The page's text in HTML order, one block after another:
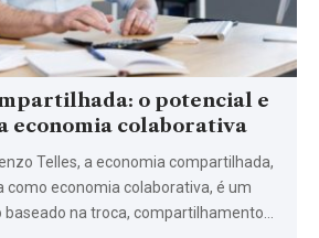
o potencial e
economia colaborativa
Telles, a economia compartilhada,
como economia colaborativa, é um
na troca, compartilhamento…